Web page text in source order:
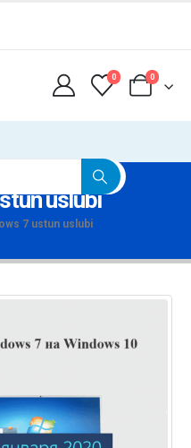
0 0
uslubi
7 ustun uslubi